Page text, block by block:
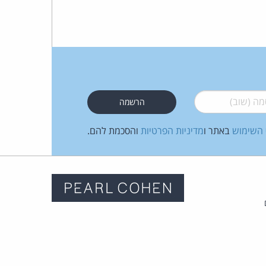
(שוב)*
השימוש באתר ומדיניות הפרטיות והסכמת להם.